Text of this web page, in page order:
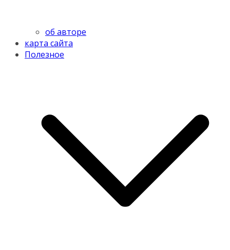
об авторе
карта сайта
Полезное